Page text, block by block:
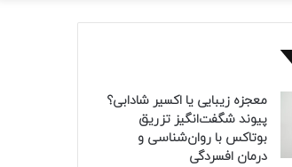
معجزه زیبایی یا اکسیر شادابی؟
پیوند شگفت‌انگیز تزریق
بوتاکس با روان‌شناسی و
درمان افسردگی